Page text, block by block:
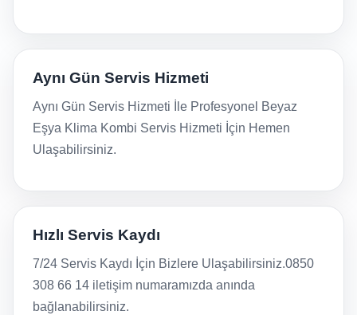
Aynı Gün Servis Hizmeti
Aynı Gün Servis Hizmeti İle Profesyonel Beyaz
Eşya Klima Kombi Servis Hizmeti İçin Hemen
Ulaşabilirsiniz.
Hızlı Servis Kaydı
7/24 Servis Kaydı İçin Bizlere Ulaşabilirsiniz.0850
308 66 14 iletişim numaramızda anında
bağlanabilirsiniz.